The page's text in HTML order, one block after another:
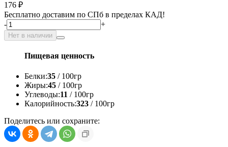
176 ₽
Бесплатно доставим по СПб в пределах КАД!
-
+
Нет в наличии
Пищевая ценность
Белки:35 / 100гр
Жиры:45 / 100гр
Углеводы:11 / 100гр
Калорийность:323 / 100гр
Поделитесь или сохраните: